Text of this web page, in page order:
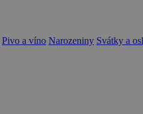
Pivo a víno Narozeniny Svátky a